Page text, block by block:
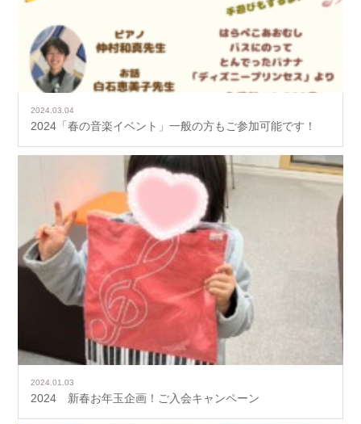
2024.03.04
2024「春の音楽イベント」一般の方もご参加可能です！
2024.01.03
2024 新春お年玉企画！ご入会キャンペーン